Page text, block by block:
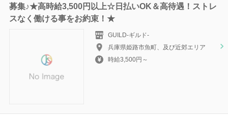
募集♪★高時給3,500円以上☆日払いOK＆高待遇！ストレ
スなく働ける事をお約束！★
GUILD-ギルド‐
兵庫県姫路市魚町、及び近郊エリア
時給3,500円～